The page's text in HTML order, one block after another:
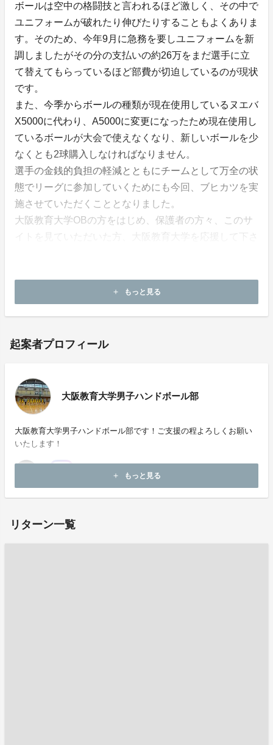
ボールは空中の格闘技と言われるほど激しく、その中で
ユニフォームが破れたり伸びたりすることもよくありま
す。そのため、今年9月に急務を要しユニフォームを新
調しましたがその分の支払いの約26万をまだ選手に立
て替えてもらっているほど部費が切迫しているのが現状
です。
また、今季からボールの種類が現在使用しているヌエバ
X5000に代わり、A5000に変更になったため現在使用し
ているボールが大会で使えなくなり、新しいボールを少
なくとも2球購入しなければなりません。
選手の金銭的負担の軽減とともにチームとして万全の状
態でリーグに参加していくためにも今回、ブヒカツを実
施させていただくこととなりました。
大阪教育大学OBの方をはじめ、保護者の方々、このサ
イトを見ていただいた方、大阪教育大学を応援して下さ
よろしくお願いいたします。
add もっと見る
起案者プロフィール
大阪教育大学男子ハンドボール部
大阪教育大学男子ハンドボール部です！ご支援の程よろしくお願い
いたします！
add もっと見る
リターン一覧